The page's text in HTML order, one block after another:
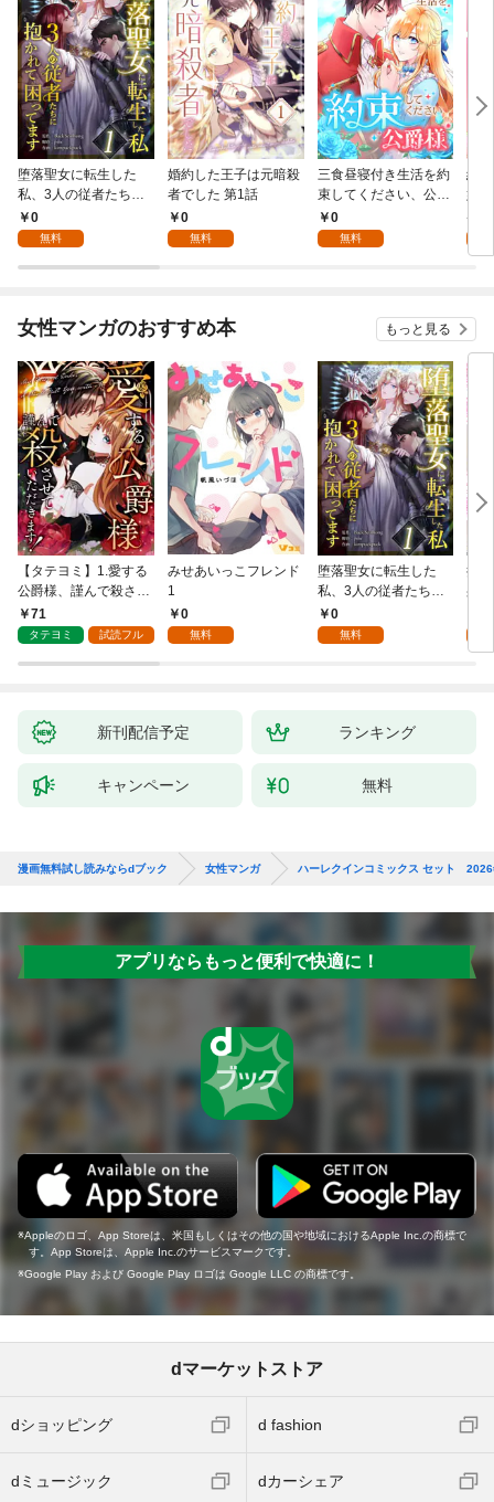
堕落聖女に転生した
私、3人の従者たちに
抱かれて困ってます 第
1話
0
無料
婚約した王子は元暗殺
者でした 第1話
0
無料
三食昼寝付き生活を約
束してください、公爵
様 1話
0
無料
絶
嬢
行
女性マンガのおすすめ本 もっと見る
【タテヨミ】1.愛する
公爵様、謹んで殺させ
ていただきます！
71
タテヨミ 試読フル
みせあいっこフレンド
1
0
無料
堕落聖女に転生した
私、3人の従者たちに
抱かれて困ってます 第
1話
0
無料
授
身
新刊配信予定 ランキング
キャンペーン 無料
漫画無料試し読みならdブック 女性マンガ ハーレクインコミックス セット
アプリならもっと便利で快適に！
Appleのロゴ、App Storeは、米国もしくはその他の国や地域におけるApple Inc.の商標で
す。App Storeは、Apple Inc.のサービスマークです。
Google Play および Google Play ロゴは Google LLC の商標です。
dマーケットストア
dショッピング d fashion
dミュージック dカーシェア